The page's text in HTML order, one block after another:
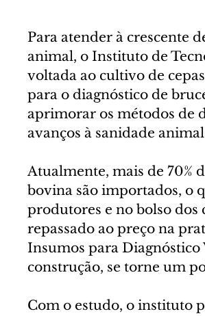
Para atender à crescente
animal, o Instituto de
voltada ao cultivo de
para o diagnóstico de
aprimorar os métodos de
avanços à sanidade
Atualmente, mais de 70%
bovina são importados, o
produtores e no bolso dos
repassado ao preço na
Insumos para Diagnóstico
construção, se torne um
Com o estudo, o instituto